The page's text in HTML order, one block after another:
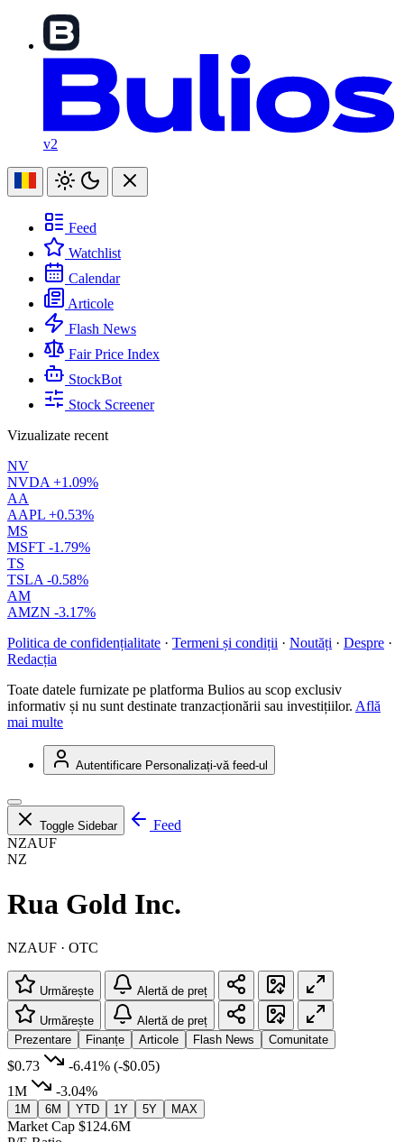
v2
Feed
Watchlist
Calendar
Articole
Flash News
Fair Price Index
StockBot
Stock Screener
Vizualizate recent
NV
NVDA +1.09%
AA
AAPL +0.53%
MS
MSFT -1.79%
TS
TSLA -0.58%
AM
AMZN -3.17%
Politica de confidențialitate · Termeni și condiții · Noutăți · Despre ·
Redacția
Toate datele furnizate pe platforma Bulios au scop exclusiv
informativ și nu sunt destinate tranzacționării sau investițiilor. Află
mai multe
Autentificare Personalizați-vă feed-ul
Toggle Sidebar
Feed
NZAUF
NZ
Rua Gold Inc.
NZAUF · OTC
Urmărește Alertă de preț
Urmărește
Alertă de preț
Prezentare
Finanțe Articole Flash News Comunitate
$0.73 -6.41% (-$0.05)
1M
-3.04%
1M 6M YTD 1Y 5Y MAX
Market Cap $124.6M